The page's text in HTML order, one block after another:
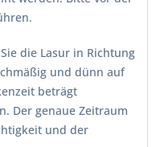
die Lasur in Richtung
und dünn auf
beträgt
Der genaue Zeitraum
und der